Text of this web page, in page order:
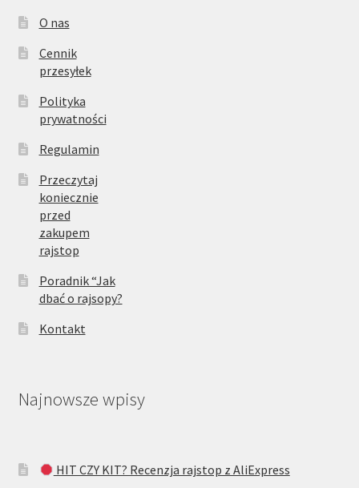
O nas
Cennik
przesyłek
Polityka
prywatności
Regulamin
Przeczytaj
koniecznie
przed
zakupem
rajstop
Poradnik “Jak
dbać o rajsopy?
Kontakt
Najnowsze wpisy
HIT CZY KIT? Recenzja rajstop z AliExpress